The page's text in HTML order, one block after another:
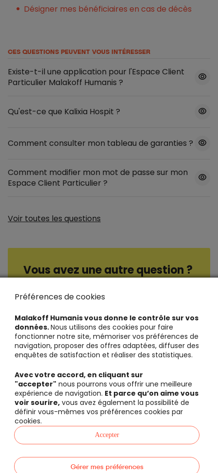
Désigner mes bénéficiaires en cas de décès
CES QUESTIONS PEUVENT VOUS INTÉRESSER
Existe-t-il une application pour l'Espace Client
Particulier Malakoff Humanis ?
Qu'est-ce que Kalixia Hospit ?
Comment consulter mon tableau de garanties ?
Comment modifier mon mot de passe sur mon
Espace Client Particulier ?
Voir toutes les questions
Vous avez une autre question ?
Consultez nos questions / réponses
Préférences de cookies
Malakoff Humanis vous donne le contrôle sur vos
données.Nous utilisons des cookies pour faire
fonctionner notre site, mémoriser vos préférences de
navigation, proposer des offres adaptées, diffuser des
enquêtes de satisfaction et réaliser des statistiques.
Avec votre accord, en cliquant sur
"accepter" nous pourrons vous offrir une meilleure
expérience de navigation. Et parce qu’on aime vous
voir sourire, vous avez également la possibilité de
définir vous-mêmes vos préférences cookies par
cookies.
Gérer mes préférences
Accepter